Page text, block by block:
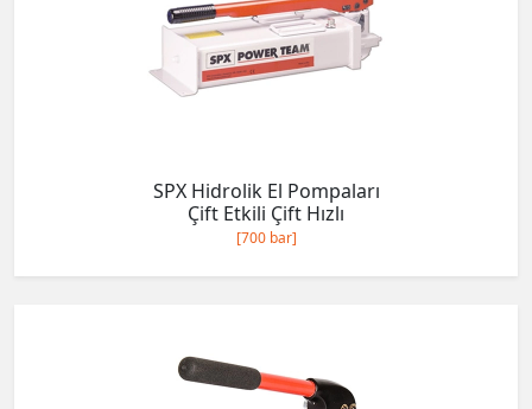
SPX Hidrolik El Pompaları
Çift Etkili Çift Hızlı
[700 bar]